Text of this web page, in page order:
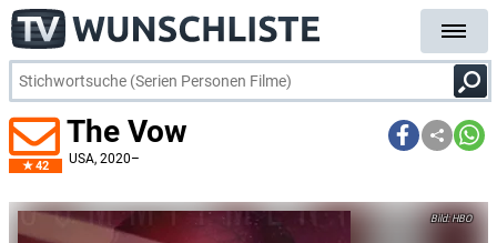
42
The Vow
USA, 2020–
HBO